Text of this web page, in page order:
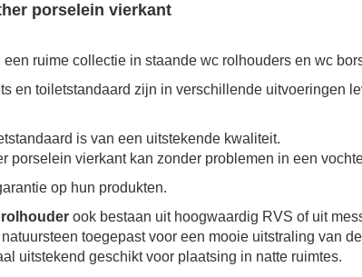
porselein vierkant
een ruime collectie in staande wc rolhouders en wc
en toiletstandaard zijn in verschillende uitvoeringen
is van een uitstekende kwaliteit.
porselein vierkant kan zonder problemen in een
op hun produkten.
ook bestaan uit hoogwaardig RVS of uit
toegepast voor een mooie uitstraling van de
uitstekend geschikt voor plaatsing in natte ruimtes.